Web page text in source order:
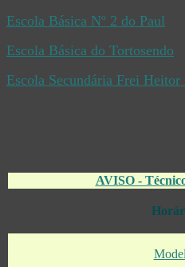
Escola Básica Nº 2 do Paul
Escola Básica do Tortosendo
Escola Secundária Frei Heitor
AVISO -